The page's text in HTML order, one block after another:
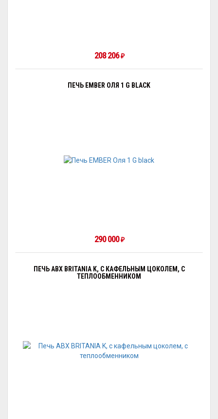
208 206₽
ПЕЧЬ EMBER ОЛЯ 1 G BLACK
290 000₽
ПЕЧЬ ABX BRITANIA K, С КАФЕЛЬНЫМ ЦОКОЛЕМ, С
ТЕПЛООБМЕННИКОМ